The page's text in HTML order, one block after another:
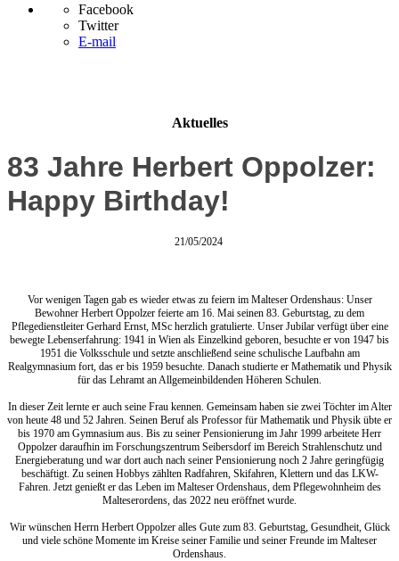
Facebook
Twitter
E-mail
Aktuelles
83 Jahre Herbert Oppolzer:
Happy Birthday!
21/05/2024
Vor wenigen Tagen gab es wieder etwas zu feiern im Malteser Ordenshaus: Unser
Bewohner Herbert Oppolzer feierte am 16. Mai seinen 83. Geburtstag, zu dem
Pflegedienstleiter Gerhard Ernst, MSc herzlich gratulierte. Unser Jubilar verfügt über eine
bewegte Lebenserfahrung: 1941 in Wien als Einzelkind geboren, besuchte er von 1947 bis
1951 die Volksschule und setzte anschließend seine schulische Laufbahn am
Realgymnasium fort, das er bis 1959 besuchte. Danach studierte er Mathematik und Physik
für das Lehramt an Allgemeinbildenden Höheren Schulen.
In dieser Zeit lernte er auch seine Frau kennen. Gemeinsam haben sie zwei Töchter im Alter
von heute 48 und 52 Jahren. Seinen Beruf als Professor für Mathematik und Physik übte er
bis 1970 am Gymnasium aus. Bis zu seiner Pensionierung im Jahr 1999 arbeitete Herr
Oppolzer daraufhin im Forschungszentrum Seibersdorf im Bereich Strahlenschutz und
Energieberatung und war dort auch nach seiner Pensionierung noch 2 Jahre geringfügig
beschäftigt. Zu seinen Hobbys zählten Radfahren, Skifahren, Klettern und das LKW-
Fahren. Jetzt genießt er das Leben im Malteser Ordenshaus, dem Pflegewohnheim des
Malteserordens, das 2022 neu eröffnet wurde.
Wir wünschen Herrn Herbert Oppolzer alles Gute zum 83. Geburtstag, Gesundheit, Glück
und viele schöne Momente im Kreise seiner Familie und seiner Freunde im Malteser
Ordenshaus.